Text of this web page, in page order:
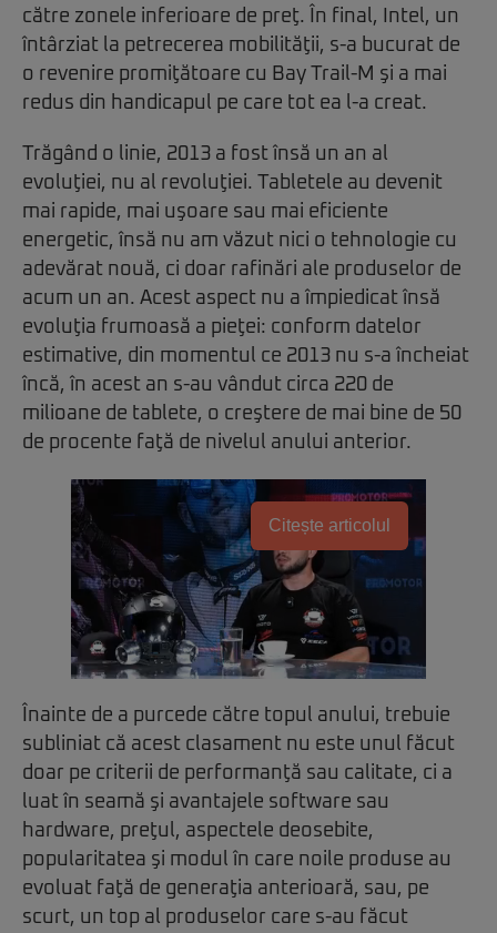
către zonele inferioare de preţ. În final, Intel, un
întârziat la petrecerea mobilităţii, s-a bucurat de
o revenire promiţătoare cu Bay Trail-M şi a mai
redus din handicapul pe care tot ea l-a creat.
Trăgând o linie, 2013 a fost însă un an al
evoluţiei, nu al revoluţiei. Tabletele au devenit
mai rapide, mai uşoare sau mai eficiente
energetic, însă nu am văzut nici o tehnologie cu
adevărat nouă, ci doar rafinări ale produselor de
acum un an. Acest aspect nu a împiedicat însă
evoluţia frumoasă a pieţei: conform datelor
estimative, din momentul ce 2013 nu s-a încheiat
încă, în acest an s-au vândut circa 220 de
milioane de tablete, o creştere de mai bine de 50
de procente faţă de nivelul anului anterior.
Citește articolul
Înainte de a purcede către topul anului, trebuie
subliniat că acest clasament nu este unul făcut
doar pe criterii de performanţă sau calitate, ci a
luat în seamă şi avantajele software sau
hardware, preţul, aspectele deosebite,
popularitatea şi modul în care noile produse au
evoluat faţă de generaţia anterioară, sau, pe
scurt, un top al produselor care s-au făcut